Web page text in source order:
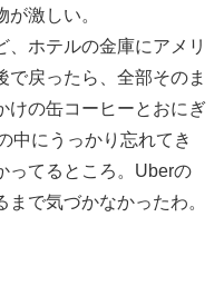
激しい。
、ホテルの金庫にアメリ
で戻ったら、全部そのま
けの缶コーヒーとおにぎ
中にうっかり忘れてき
ってるところ。Uberの
で気づかなかったわ。